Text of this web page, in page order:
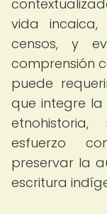
vida incaica,
censos, y
comprensión
puede
que integre
esfuerzo
preservar la
escritura